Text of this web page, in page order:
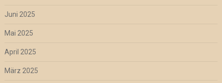
Juni 2025
Mai 2025
April 2025
März 2025